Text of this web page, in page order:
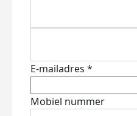
E-mailadres *
Mobiel nummer